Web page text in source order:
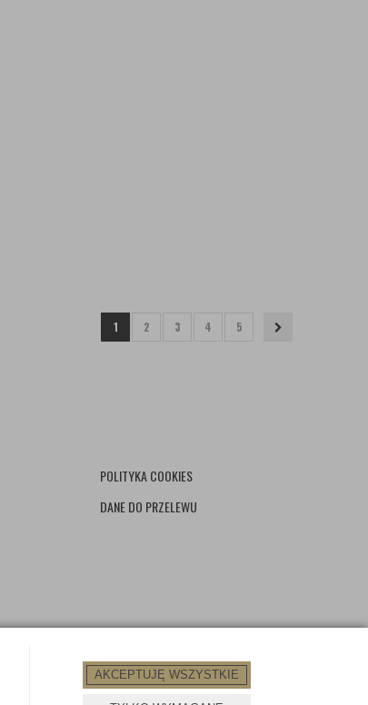
AKCEPTUJĘ WSZYSTKIE
1 2 3 4 5
POLITYKA COOKIES
DANE DO PRZELEWU